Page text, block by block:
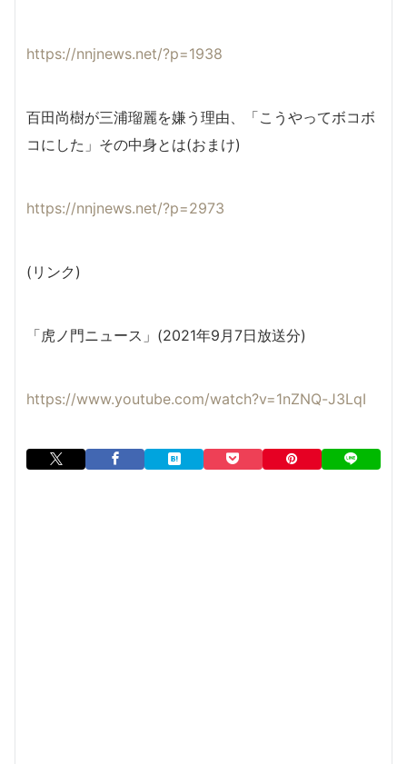
https://nnjnews.net/?p=1938
百田尚樹が三浦瑠麗を嫌う理由、「こうやってボコボ
コにした」その中身とは(おまけ)
https://nnjnews.net/?p=2973
(リンク)
「虎ノ門ニュース」(2021年9月7日放送分)
https://www.youtube.com/watch?v=1nZNQ-J3LqI